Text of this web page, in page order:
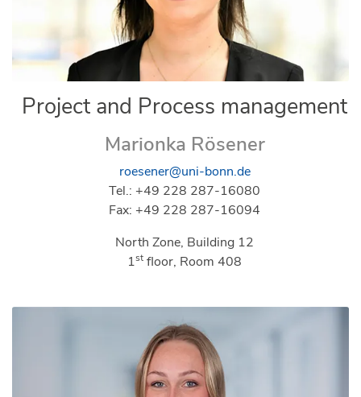
Project and Process management
Marionka Rösener
roesener@uni-bonn.de
Tel.: +49 228 287-16080
Fax: +49 228 287-16094
North Zone, Building 12
1st floor, Room 408